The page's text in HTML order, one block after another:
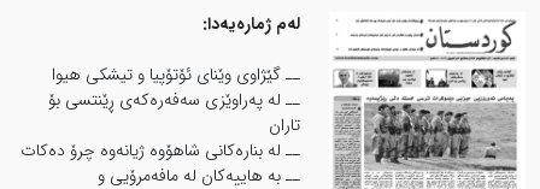
لەم ژمارەیەدا:
ــ گێژاوی وێنای ئۆتۆپیا و تیشكی هیوا
ــ لە پەراوێزی سەفەرەکەی ڕێنتسی بۆ
تاران
ــ لە بنارەکانی شاهۆوە ژیانەوە چرۆ دەکات
ــ به هاییه‌كان له مافه‌مرۆیی و